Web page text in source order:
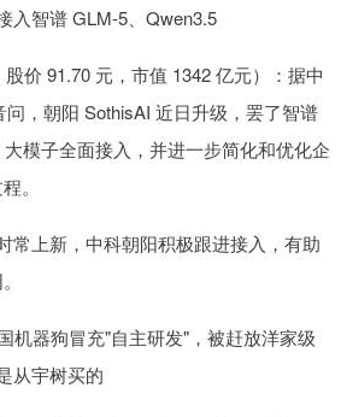
入智谱 GLM-5、Qwen3.5
价 91.70 元，市值 1342 亿元）：据中
，朝阳 SothisAI 近日升级，罢了智谱
模子全面接入，并进一步简化和优化企
。
常上新，中科朝阳积极跟进接入，有助
机器狗冒充"自主研发"，被赶放洋家级
从宇树买的